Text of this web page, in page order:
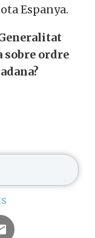
Espanya.
sobre ordre